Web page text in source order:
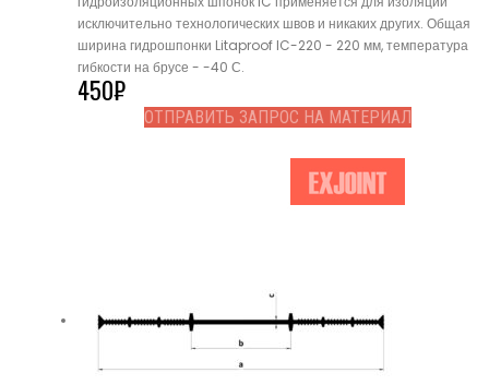
исключительно технологических швов и никаких других. Общая
ширина гидрошпонки Litaproof IC-220 - 220 мм, температура
гибкости на брусе - -40 С.
450₽
ОТПРАВИТЬ ЗАПРОС НА МАТЕРИАЛ